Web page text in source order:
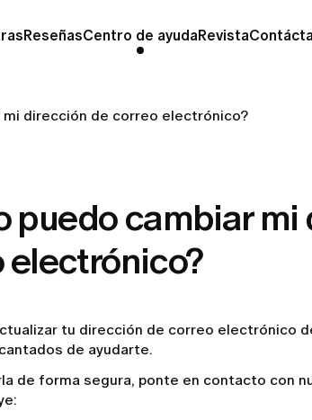
ReseñasCentro de ayudaRevista
mi dirección de correo electrónico?
puedo cambiar
electrónico?
tu dirección de correo electrónico
de ayudarte.
de forma segura, ponte en contacto con